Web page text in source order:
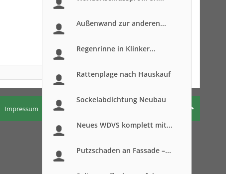
Außenwand zur anderen...
Regenrinne in Klinker...
Rattenplage nach Hauskauf
Sockelabdichtung Neubau
Neues WDVS komplett mit...
Putzschaden an Fassade –...
Impressum Nutzungsbedingungen